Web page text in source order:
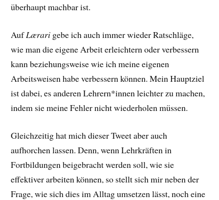
überhaupt machbar ist.
AufLærari gebe ich auch immer wieder Ratschläge,
wie man die eigene Arbeit erleichtern oder verbessern
kann beziehungsweise wie ich meine eigenen
Arbeitsweisen habe verbessern können. Mein Hauptziel
ist dabei, es anderen Lehrern*innen leichter zu machen,
indem sie meine Fehler nicht wiederholen müssen.
Gleichzeitig hat mich dieser Tweet aber auch
aufhorchen lassen. Denn, wenn Lehrkräften in
Fortbildungen beigebracht werden soll, wie sie
effektiver arbeiten können, so stellt sich mir neben der
Frage, wie sich dies im Alltag umsetzen lässt, noch eine